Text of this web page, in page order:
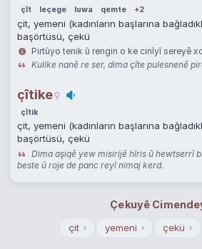
çît leçege luwa qemte +2
çit, yemeni (kadınların başlarına
başörtüsü, çekü
Pirtûyo tenik û rengin o ke cinîyî sereyê
Kulike nanê re ser, dima çîte pulesnenê
çîtike
çîtik
çit, yemeni (kadınların başlarına
başörtüsü, çekü
Dima aşiqê yew misirijê hîris û hewtserrî
beste û roje de panc reyî nimaj kerd.
Çekuyê
çit › yemeni › çekü ›